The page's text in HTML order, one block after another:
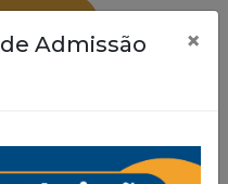
Admissão
×